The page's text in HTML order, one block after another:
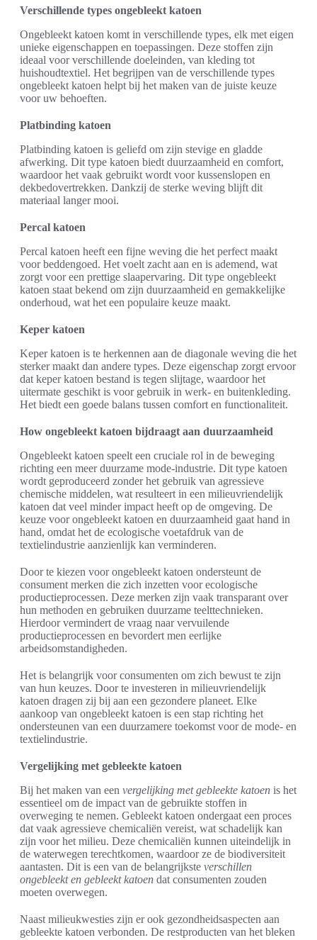
Verschillende types ongebleekt katoen
Ongebleekt katoen komt in verschillende types, elk met eigen
unieke eigenschappen en toepassingen. Deze stoffen zijn
ideaal voor verschillende doeleinden, van kleding tot
huishoudtextiel. Het begrijpen van de verschillende types
ongebleekt katoen helpt bij het maken van de juiste keuze
voor uw behoeften.
Platbinding katoen
Platbinding katoen is geliefd om zijn stevige en gladde
afwerking. Dit type katoen biedt duurzaamheid en comfort,
waardoor het vaak gebruikt wordt voor kussenslopen en
dekbedovertrekken. Dankzij de sterke weving blijft dit
materiaal langer mooi.
Percal katoen
Percal katoen heeft een fijne weving die het perfect maakt
voor beddengoed. Het voelt zacht aan en is ademend, wat
zorgt voor een prettige slaapervaring. Dit type ongebleekt
katoen staat bekend om zijn duurzaamheid en gemakkelijke
onderhoud, wat het een populaire keuze maakt.
Keper katoen
Keper katoen is te herkennen aan de diagonale weving die het
sterker maakt dan andere types. Deze eigenschap zorgt ervoor
dat keper katoen bestand is tegen slijtage, waardoor het
uitermate geschikt is voor gebruik in werk- en buitenkleding.
Het biedt een goede balans tussen comfort en functionaliteit.
How ongebleekt katoen bijdraagt aan duurzaamheid
Ongebleekt katoen speelt een cruciale rol in de beweging
richting een meer duurzame mode-industrie. Dit type katoen
wordt geproduceerd zonder het gebruik van agressieve
chemische middelen, wat resulteert in een milieuvriendelijk
katoen dat veel minder impact heeft op de omgeving. De
keuze voor ongebleekt katoen en duurzaamheid gaat hand in
hand, omdat het de ecologische voetafdruk van de
textielindustrie aanzienlijk kan verminderen.
Door te kiezen voor ongebleekt katoen ondersteunt de
consument merken die zich inzetten voor ecologische
productieprocessen. Deze merken zijn vaak transparant over
hun methoden en gebruiken duurzame teelttechnieken.
Hierdoor vermindert de vraag naar vervuilende
productieprocessen en bevordert men eerlijke
arbeidsomstandigheden.
Het is belangrijk voor consumenten om zich bewust te zijn
van hun keuzes. Door te investeren in milieuvriendelijk
katoen dragen zij bij aan een gezondere planeet. Elke
aankoop van ongebleekt katoen is een stap richting het
ondersteunen van een duurzamere toekomst voor de mode- en
textielindustrie.
Vergelijking met gebleekte katoen
Bij het maken van een vergelijking met gebleekte katoen is het
essentieel om de impact van de gebruikte stoffen in
overweging te nemen. Gebleekt katoen ondergaat een proces
dat vaak agressieve chemicaliën vereist, wat schadelijk kan
zijn voor het milieu. Deze chemicaliën kunnen uiteindelijk in
de waterwegen terechtkomen, waardoor ze de biodiversiteit
aantasten. Dit is een van de belangrijkste verschillen
ongebleekt en gebleekt katoen dat consumenten zouden
moeten overwegen.
Naast milieukwesties zijn er ook gezondheidsaspecten aan
gebleekte katoen verbonden. De restproducten van het bleken